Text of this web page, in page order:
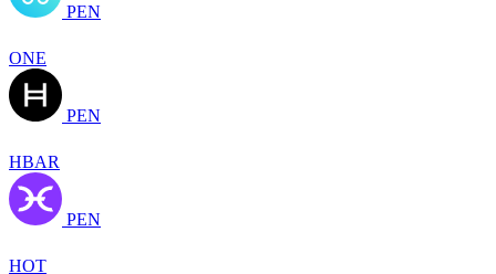
PEN
ONE
PEN
HBAR
PEN
HOT